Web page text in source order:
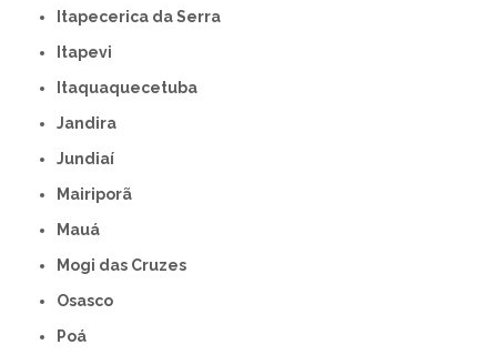
Itapecerica da Serra
Itapevi
Itaquaquecetuba
Jandira
Jundiaí
Mairiporã
Mauá
Mogi das Cruzes
Osasco
Poá